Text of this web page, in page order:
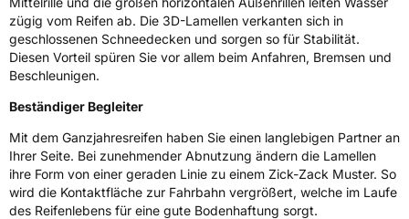
zügig vom Reifen ab. Die 3D-Lamellen verkanten sich in
geschlossenen Schneedecken und sorgen so für Stabilität.
Diesen Vorteil spüren Sie vor allem beim Anfahren, Bremsen und
Beschleunigen.
Beständiger Begleiter
Mit dem Ganzjahresreifen haben Sie einen langlebigen Partner an
Ihrer Seite. Bei zunehmender Abnutzung ändern die Lamellen
ihre Form von einer geraden Linie zu einem Zick-Zack Muster. So
wird die Kontaktfläche zur Fahrbahn vergrößert, welche im Laufe
des Reifenlebens für eine gute Bodenhaftung sorgt.